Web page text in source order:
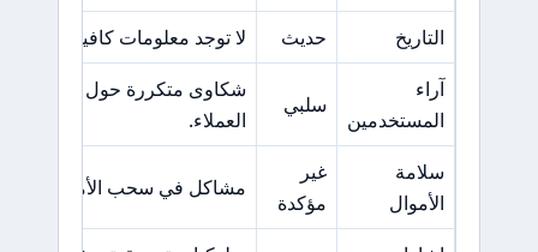
التاريخ
حديث
لا توجد معلومات كافية حول
آراء
المستخدمين
سلبي
شكاوى متكررة حول
العملاء.
سلامة
الأموال
غير
مؤكدة
مشاكل في سحب الأموال